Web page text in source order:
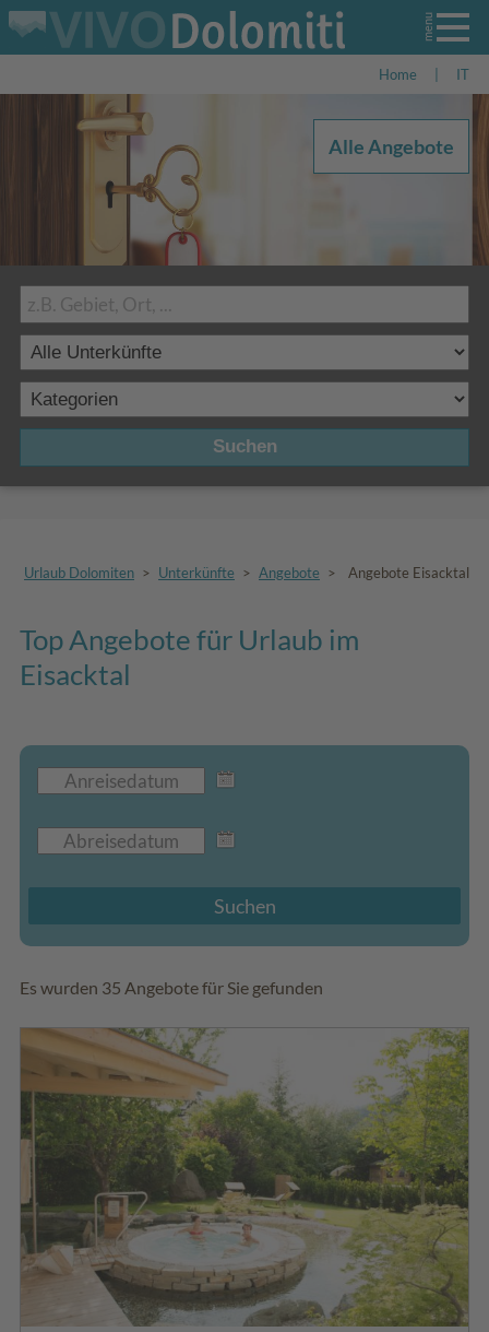
Home IT
Suchen
Alle Angebote
Urlaub Dolomiten > Unterkünfte > Angebote > Angebote Eisacktal
Top Angebote für Urlaub im
Eisacktal
Suchen
Es wurden 35 Angebote für Sie gefunden